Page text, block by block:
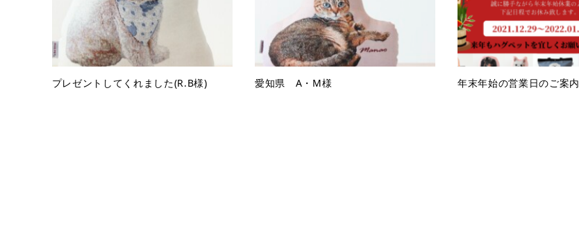
プレゼントしてくれました(R.B様) 愛知県 A・M様 年末年始の営業日のご案内